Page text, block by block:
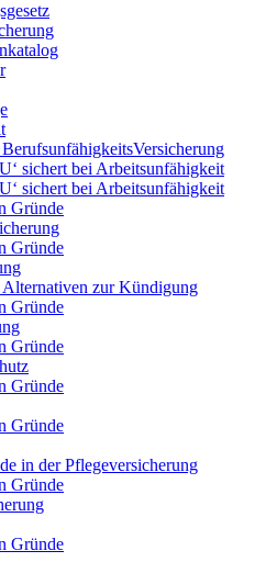
sichert bei Arbeitsunfähigkeit
sichert bei Arbeitsunfähigkeit
Gründe
Gründe
Alternativen zur Kündigung
Gründe
Gründe
Gründe
Gründe
in der Pflegeversicherung
Gründe
Gründe